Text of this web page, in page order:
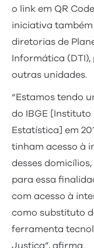
o link em QR
iniciativa
diretorias de
Informática
outras unidades.
“Estamos tendo
do IBGE
Estatística] em
tinham acesso à
desses
para essa
com acesso à
como substituto
ferramenta
Justiça”, afirma.